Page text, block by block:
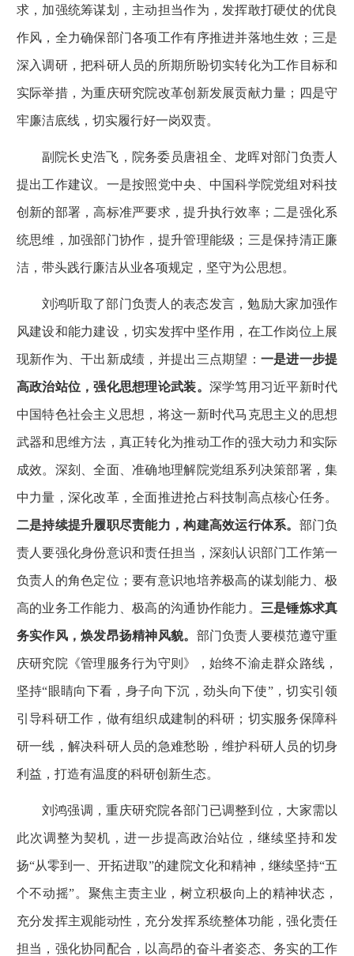
求，加强统筹谋划，主动担当作为，发挥敢打硬仗的优良
作风，全力确保部门各项工作有序推进并落地生效；三是
深入调研，把科研人员的所期所盼切实转化为工作目标和
实际举措，为重庆研究院改革创新发展贡献力量；四是守
牢廉洁底线，切实履行好一岗双责。
副院长史浩飞，院务委员唐祖全、龙晖对部门负责人
提出工作建议。一是按照党中央、中国科学院党组对科技
创新的部署，高标准严要求，提升执行效率；二是强化系
统思维，加强部门协作，提升管理能级；三是保持清正廉
洁，带头践行廉洁从业各项规定，坚守为公思想。
刘鸿听取了部门负责人的表态发言，勉励大家加强作
风建设和能力建设，切实发挥中坚作用，在工作岗位上展
现新作为、干出新成绩，并提出三点期望： 一是进一步提
高政治站位，强化思想理论武装。 深学笃用习近平新时代
中国特色社会主义思想，将这一新时代马克思主义的思想
武器和思维方法，真正转化为推动工作的强大动力和实际
成效。深刻、全面、准确地理解院党组系列决策部署，集
中力量，深化改革，全面推进抢占科技制高点核心任务。
二是持续提升履职尽责能力，构建高效运行体系。 部门负
责人要强化身份意识和责任担当，深刻认识部门工作第一
负责人的角色定位；要有意识地培养极高的谋划能力、极
高的业务工作能力、极高的沟通协作能力。 三是锤炼求真
务实作风，焕发昂扬精神风貌。 部门负责人要模范遵守重
庆研究院《管理服务行为守则》，始终不渝走群众路线，
坚持“眼睛向下看，身子向下沉，劲头向下使”，切实引领
引导科研工作，做有组织成建制的科研；切实服务保障科
研一线，解决科研人员的急难愁盼，维护科研人员的切身
利益，打造有温度的科研创新生态。
刘鸿强调，重庆研究院各部门已调整到位，大家需以
此次调整为契机，进一步提高政治站位，继续坚持和发
扬“从零到一、开拓进取”的建院文化和精神，继续坚持“五
个不动摇”。聚焦主责主业，树立积极向上的精神状态，
充分发挥主观能动性，充分发挥系统整体功能，强化责任
担当，强化协同配合，以高昂的奋斗者姿态、务实的工作